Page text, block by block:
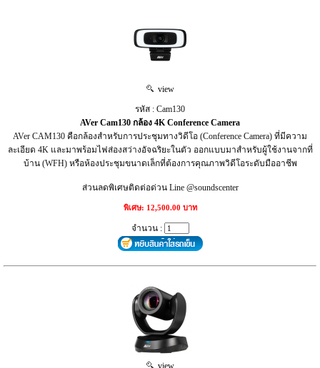
view
รหัส : Cam130
AVer Cam130 กล้อง 4K Conference Camera
AVer CAM130 คือกล้องสำหรับการประชุมทางวิดีโอ (Conference Camera) ที่มีความ
ละเอียด 4K และมาพร้อมไฟส่องสว่างอัจฉริยะในตัว ออกแบบมาสำหรับผู้ใช้งานจากที่
บ้าน (WFH) หรือห้องประชุมขนาดเล็กที่ต้องการคุณภาพวิดีโอระดับมืออาชีพ
ส่วนลดพิเศษติดต่อด่วน Line @soundscenter
พิเศษ: 12,500.00 บาท
จำนวน :
view